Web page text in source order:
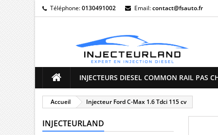
Téléphone:0130491002 Email:contact@fsauto.fr
INJECTEURS DIESEL COMMON RAIL PAS
Accueil Injecteur Ford C-Max 1.6 Tdci 115 cv
INJECTEURLAND